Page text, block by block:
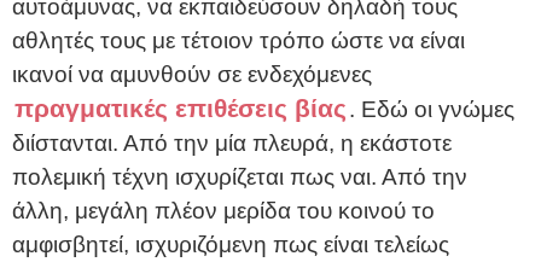
αυτοάμυνας, να εκπαιδεύσουν δηλαδή τους
αθλητές τους με τέτοιον τρόπο ώστε να είναι
ικανοί να αμυνθούν σε ενδεχόμενες
πραγματικές επιθέσεις βίας. Εδώ οι γνώμες
διίστανται. Από την μία πλευρά, η εκάστοτε
πολεμική τέχνη ισχυρίζεται πως ναι. Από την
άλλη, μεγάλη πλέον μερίδα του κοινού το
αμφισβητεί, ισχυριζόμενη πως είναι τελείως